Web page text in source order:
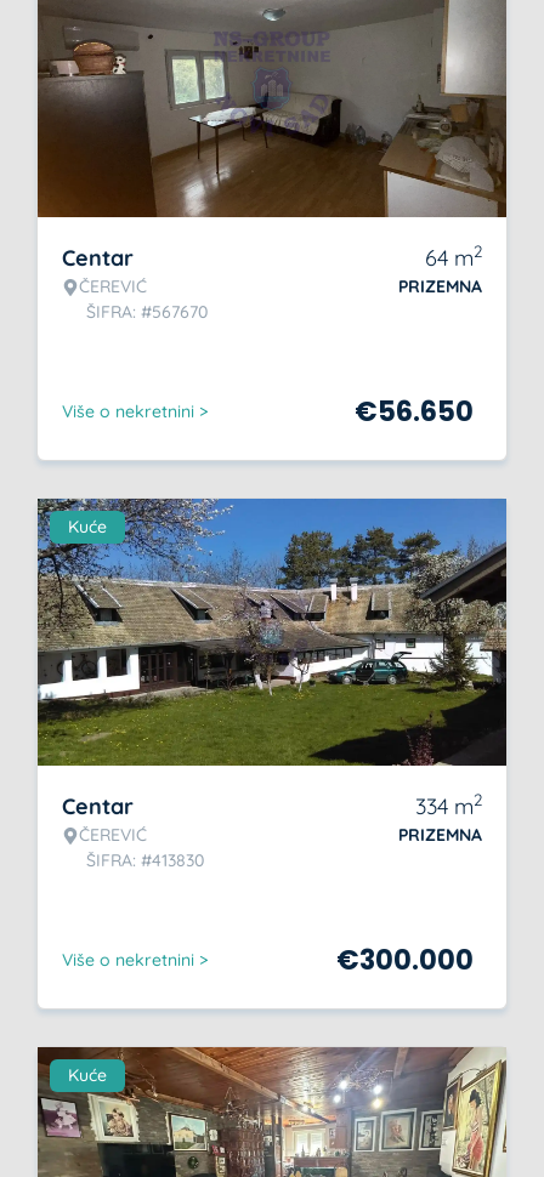
Centar
ČEREVIĆ
ŠIFRA: #567670
64 m2
PRIZEMNA
Više o nekretnini > €56.650
Kuće
Centar
ČEREVIĆ
ŠIFRA: #413830
334 m2
PRIZEMNA
Više o nekretnini > €300.000
Kuće